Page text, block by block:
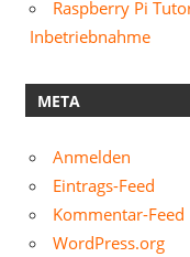
Raspberry Pi
Inbetriebnahme
META
Anmelden
Eintrags-Feed
Kommentar-Feed
WordPress.org